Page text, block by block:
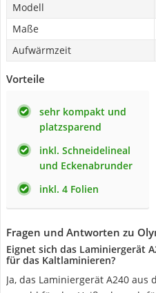
Modell
Maße
Aufwärmzeit
Vorteile
sehr kompakt und
platzsparend
inkl. Schneidelineal
und Eckenabrunder
inkl. 4 Folien
Fragen und Antworten zu
Eignet sich das Laminiergerät
für das Kaltlaminieren?
Ja, das Laminiergerät A240 aus